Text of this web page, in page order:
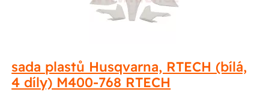
sada plastů Husqvarna, RTECH (bílá,
4 díly) M400-768 RTECH